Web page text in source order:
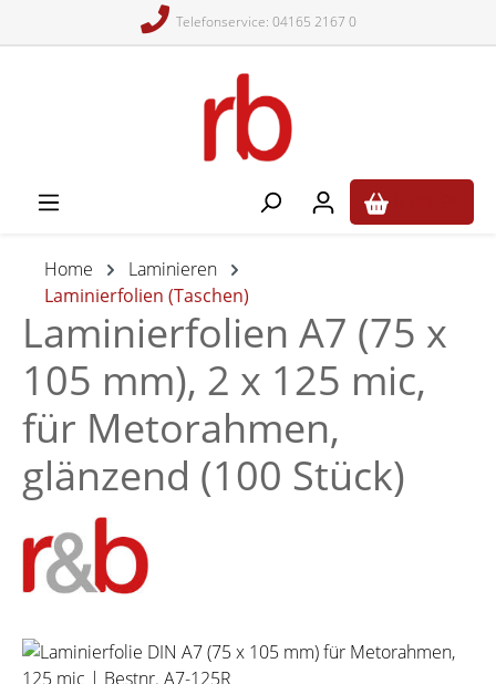
Telefonservice: 04165 2167 0
Home
Laminieren
Laminierfolien (Taschen)
Laminierfolien A7 (75 x
105 mm), 2 x 125 mic,
für Metorahmen,
glänzend (100 Stück)
Bildergalerie überspringen